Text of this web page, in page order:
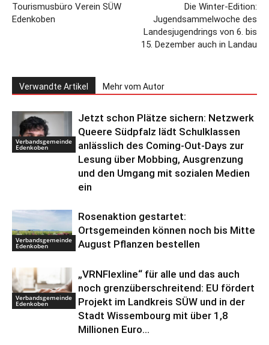
Tourismusbüro Verein SÜW
Edenkoben
Die Winter-Edition:
Jugendsammelwoche des
Landesjugendrings von 6. bis
15. Dezember auch in Landau
Verwandte Artikel Mehr vom Autor
Verbandsgemeinde
Edenkoben
Jetzt schon Plätze sichern: Netzwerk
Queere Südpfalz lädt Schulklassen
anlässlich des Coming-Out-Days zur
Lesung über Mobbing, Ausgrenzung
und den Umgang mit sozialen Medien
ein
Verbandsgemeinde
Edenkoben
Rosenaktion gestartet:
Ortsgemeinden können noch bis Mitte
August Pflanzen bestellen
Verbandsgemeinde
Edenkoben
„VRNFlexline“ für alle und das auch
noch grenzüberschreitend: EU fördert
Projekt im Landkreis SÜW und in der
Stadt Wissembourg mit über 1,8
Millionen Euro...